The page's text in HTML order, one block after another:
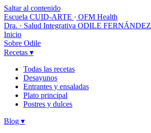
Saltar al contenido
Escuela CUID-ARTE · OFM Health
Dra. · Salud Integrativa ODILE FERNÁNDEZ
Inicio
Sobre Odile
Recetas ▾
Todas las recetas
Desayunos
Entrantes y ensaladas
Plato principal
Postres y dulces
Blog ▾